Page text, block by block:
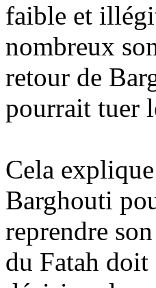
faible et
nombreux
retour de
pourrait tuer
Cela
Barghouti
reprendre
du Fatah